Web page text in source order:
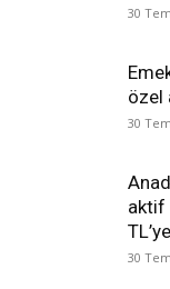
30
özel
30
aktif
30